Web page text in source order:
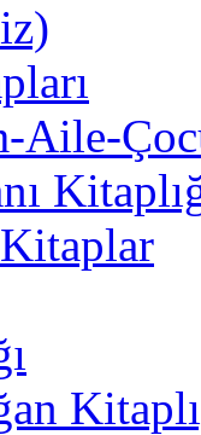
Aile-